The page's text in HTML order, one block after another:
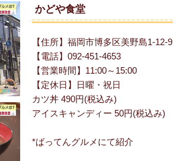
かどや食堂
【住所】福岡市博多区美野島1-12-9
【電話】092-451-4653
【営業時間】11:00～15:00
【定休日】日曜・祝日
カツ丼 490円(税込み)
アイスキャンディー 50円(税込み)
*ばってんグルメにて紹介